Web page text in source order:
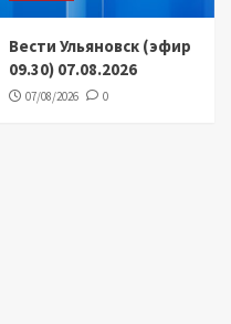
Вести Ульяновск (эфир
09.30) 07.08.2026
07/08/2026 0